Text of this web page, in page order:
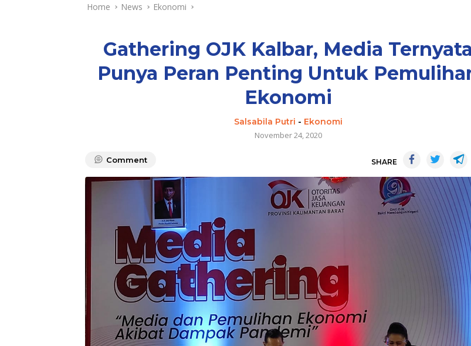
Home News Ekonomi
Gathering OJK Kalbar, Media Ternyata
Punya Peran Penting Untuk
Ekonomi
Salsabila Putri - Ekonomi
November 24, 2020
Comment SHARE